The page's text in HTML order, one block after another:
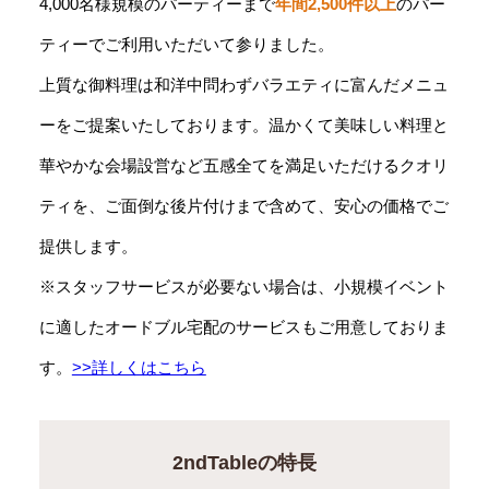
4,000名様規模のパーティーまで年間2,500件以上のパー
ティーでご利用いただいて参りました。
上質な御料理は和洋中問わずバラエティに富んだメニュ
ーをご提案いたしております。温かくて美味しい料理と
華やかな会場設営など五感全てを満足いただけるクオリ
ティを、ご面倒な後片付けまで含めて、安心の価格でご
提供します。
※スタッフサービスが必要ない場合は、小規模イベント
に適したオードブル宅配のサービスもご用意しておりま
す。 >>詳しくはこちら
2ndTableの特長